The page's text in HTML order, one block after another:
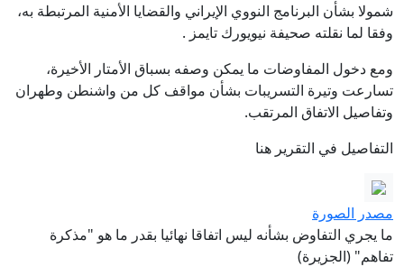
شمولا بشأن البرنامج النووي الإيراني والقضايا الأمنية المرتبطة به،
وفقا لما نقلته صحيفة نيويورك تايمز .
ومع دخول المفاوضات ما يمكن وصفه بسباق الأمتار الأخيرة،
تسارعت وتيرة التسريبات بشأن مواقف كل من واشنطن وطهران
وتفاصيل الاتفاق المرتقب.
التفاصيل في التقرير هنا
مصدر الصورة
ما يجري التفاوض بشأنه ليس اتفاقا نهائيا بقدر ما هو "مذكرة
تفاهم" (الجزيرة)